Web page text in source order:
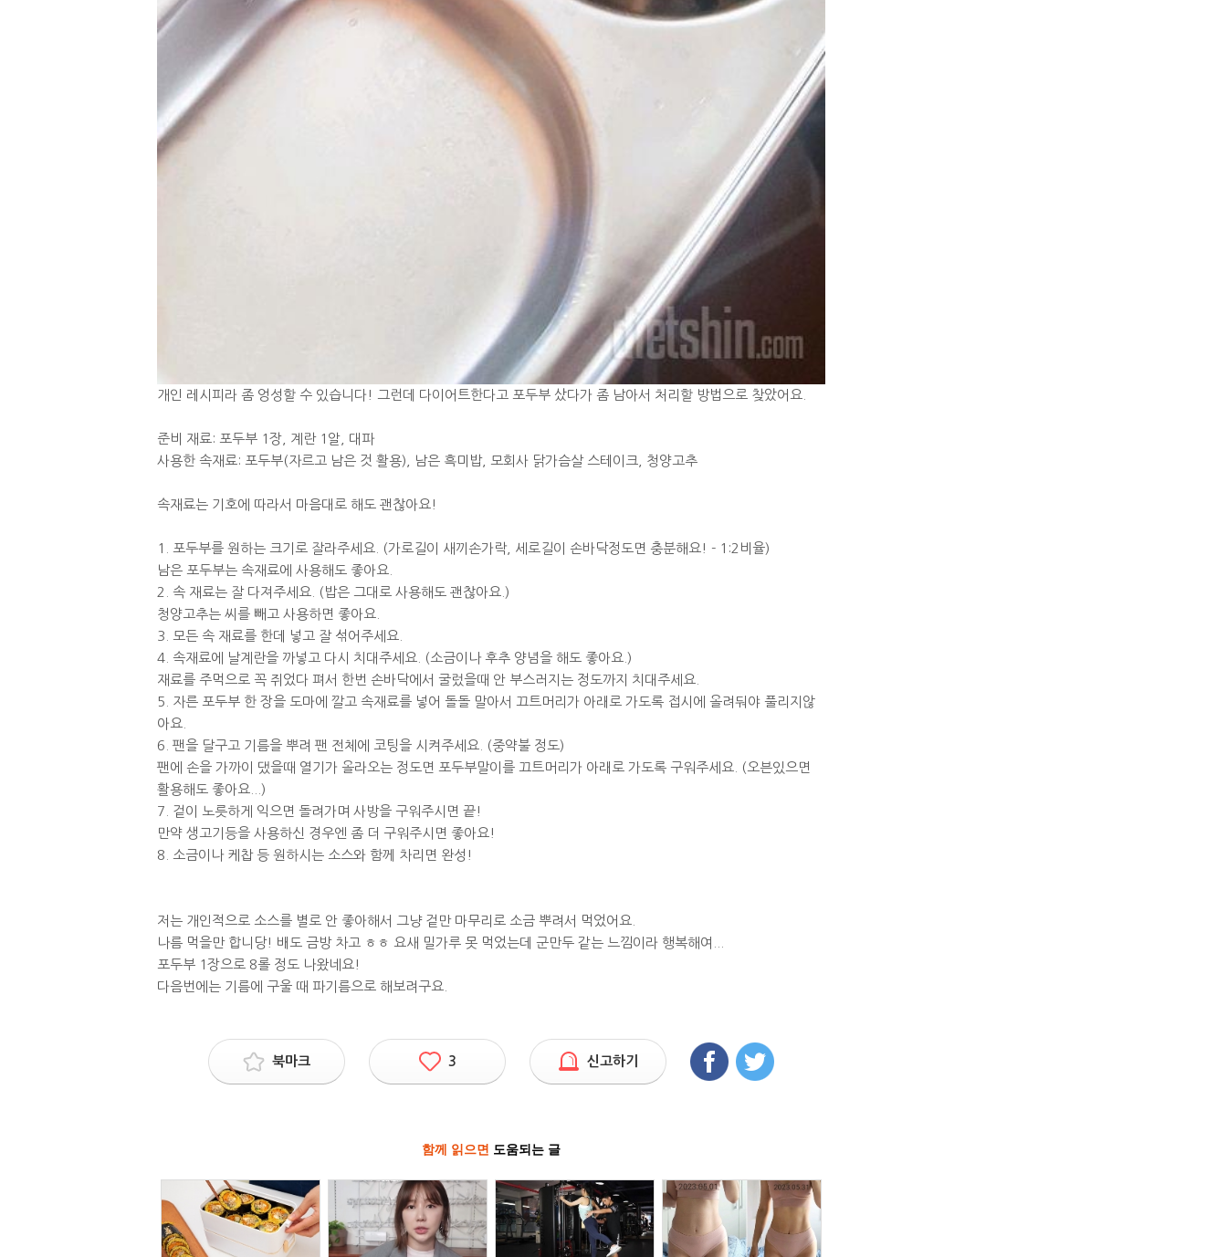
개인 레시피라 좀 엉성할 수 있습니다! 그런데 다이어트한다고 포두부 샀다가 좀 남아서 처리할 방법으로 찾았어요.
준비 재료: 포두부 1장, 계란 1알, 대파
사용한 속재료: 포두부(자르고 남은 것 활용), 남은 흑미밥, 모회사 닭가슴살 스테이크, 청양고추
속재료는 기호에 따라서 마음대로 해도 괜찮아요!
1. 포두부를 원하는 크기로 잘라주세요. (가로길이 새끼손가락, 세로길이 손바닥정도면 충분해요! - 1:2비율)
남은 포두부는 속재료에 사용해도 좋아요.
2. 속 재료는 잘 다져주세요. (밥은 그대로 사용해도 괜찮아요.)
청양고추는 씨를 빼고 사용하면 좋아요.
3. 모든 속 재료를 한데 넣고 잘 섞어주세요.
4. 속재료에 날계란을 까넣고 다시 치대주세요. (소금이나 후추 양념을 해도 좋아요.)
재료를 주먹으로 꼭 쥐었다 펴서 한번 손바닥에서 굴렀을때 안 부스러지는 정도까지 치대주세요.
5. 자른 포두부 한 장을 도마에 깔고 속재료를 넣어 돌돌 말아서 끄트머리가 아래로 가도록 접시에 올려둬야 풀리지않
아요.
6. 팬을 달구고 기름을 뿌려 팬 전체에 코팅을 시켜주세요. (중약불 정도)
팬에 손을 가까이 댔을때 열기가 올라오는 정도면 포두부말이를 끄트머리가 아래로 가도록 구워주세요. (오븐있으면
활용해도 좋아요...)
7. 겉이 노릇하게 익으면 돌려가며 사방을 구워주시면 끝!
만약 생고기등을 사용하신 경우엔 좀 더 구워주시면 좋아요!
8. 소금이나 케찹 등 원하시는 소스와 함께 차리면 완성!
저는 개인적으로 소스를 별로 안 좋아해서 그냥 겉만 마무리로 소금 뿌려서 먹었어요.
나름 먹을만 합니당! 배도 금방 차고 ㅎㅎ 요새 밀가루 못 먹었는데 군만두 같는 느낌이라 행복해여...
포두부 1장으로 8롤 정도 나왔네요!
다음번에는 기름에 구울 때 파기름으로 해보려구요.
북마크 3 신고하기
함께 읽으면 도움되는 글